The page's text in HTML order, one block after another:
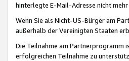
hinterlegte E-Mail-Adresse nicht
Wenn Sie als Nicht-US-Bürger am
außerhalb der Vereinigten Staaten
Die Teilnahme am Partnerprogramm
erfolgreichen Teilnahme zu